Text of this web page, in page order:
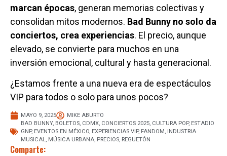
marcan épocas, generan memorias colectivas y
consolidan mitos modernos. Bad Bunny no solo da
conciertos, crea experiencias. El precio, aunque
elevado, se convierte para muchos en una
inversión emocional, cultural y hasta generacional.
¿Estamos frente a una nueva era de espectáculos
VIP para todos o solo para unos pocos?
MAYO 9, 2025
MIKE ABURTO
BAD BUNNY, BOLETOS, CDMX, CONCIERTOS 2025, CULTURA POP, ESTADIO
GNP, EVENTOS EN MÉXICO, EXPERIENCIAS VIP, FANDOM, INDUSTRIA
MUSICAL, MÚSICA URBANA, PRECIOS, REGUETÓN
Comparte: